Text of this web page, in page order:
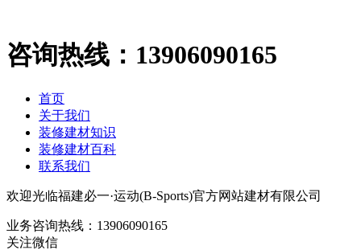
咨询热线： 13906090165
首页
关于我们
装修建材知识
装修建材百科
联系我们
欢迎光临福建必一·运动(B-Sports)官方网站建材有限公司
业务咨询热线： 13906090165
关注微信